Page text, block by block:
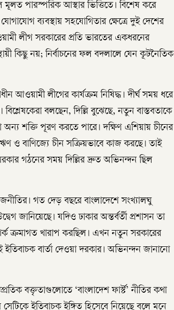
মূলত পারস্পরিক আস্থার ভিত্তিতে। বিশেষ করে
যোগাযোগ ব্যবস্থায় সহযোগিতার ক্ষেত্রে দুই দেশের
লীগ সরকারের প্রতি ভারতের একধরনের
কিছু নয়; নির্বাচনের ফল বদলালে যেন কূটনৈতিক
আওয়ামী লীগের কার্যক্রম নিষিদ্ধ। দীর্ঘ সময় ধরে
বলছেন, দিল্লি বুঝেছে, নতুন বাস্তবতাকে
অন্য শক্তি পূরণ করতে পারে। দক্ষিণ এশিয়ায় চীনের
ও বাণিজ্যে চীন সক্রিয়ভাবে কাজ করছে। তাই
গঠনের সময় দিল্লির দ্রুত অভিনন্দন ছিল
গত দেড় বছরে বাংলাদেশে সংখ্যালঘু
জানিয়েছে। যদিও ঢাকার অন্তর্বর্তী প্রশাসন তা
ক্রমাগত খারাপ করছিল। এখন নতুন সরকারের
বার্তা দেওয়া দরকার। অভিনন্দন জানানো
বক্তৃতাগুলোতে ‘বাংলাদেশ ফার্স্ট’ নীতির কথা
ইতিবাচক ইঙ্গিত হিসেবে নিয়েছে বলে মনে